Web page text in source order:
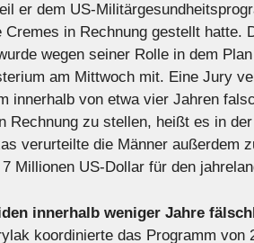
er dem US-
Cremes in Rechnung gestellt hatte.
wegen seiner Rolle in dem
am Mittwoch mit. Eine Jury
innerhalb von etwa vier Jahren
Rechnung zu stellen, heißt es in
verurteilte die Männer außerdem
Millionen US-Dollar für den
innerhalb weniger Jahre
koordinierte das Programm von